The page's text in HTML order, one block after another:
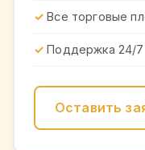
Все торговые
Поддержка 24/7
Оставить